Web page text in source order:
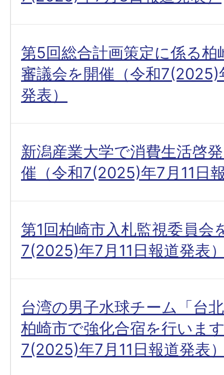
第5回総合計画策定に係る柏
審議会を開催（令和7(2025)
発表）
新潟産業大学で消費生活啓
催（令和7(2025)年7月11日
第1回柏崎市入札監視委員会
7(2025)年7月11日報道発表
台湾の男子水球チーム「台
柏崎市で強化合宿を行いま
7(2025)年7月11日報道発表